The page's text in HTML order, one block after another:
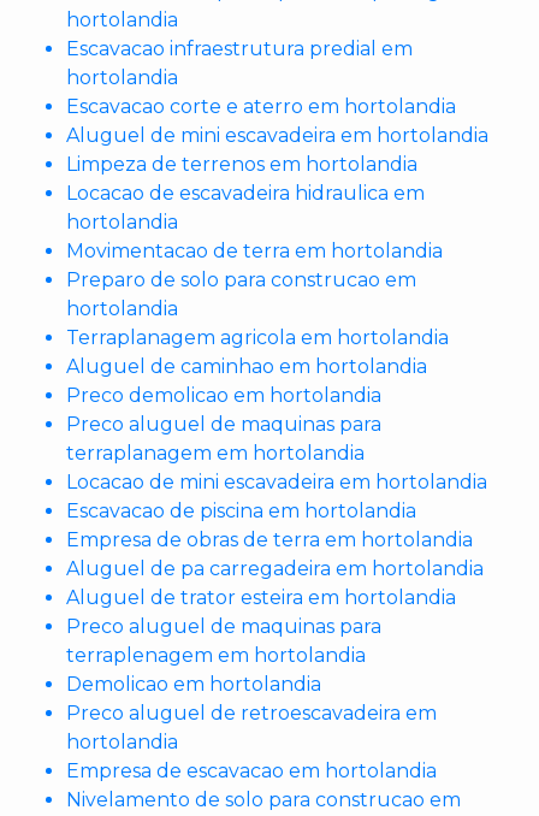
hortolandia
Escavacao infraestrutura predial em
hortolandia
Escavacao corte e aterro em hortolandia
Aluguel de mini escavadeira em hortolandia
Limpeza de terrenos em hortolandia
Locacao de escavadeira hidraulica em
hortolandia
Movimentacao de terra em hortolandia
Preparo de solo para construcao em
hortolandia
Terraplanagem agricola em hortolandia
Aluguel de caminhao em hortolandia
Preco demolicao em hortolandia
Preco aluguel de maquinas para
terraplanagem em hortolandia
Locacao de mini escavadeira em hortolandia
Escavacao de piscina em hortolandia
Empresa de obras de terra em hortolandia
Aluguel de pa carregadeira em hortolandia
Aluguel de trator esteira em hortolandia
Preco aluguel de maquinas para
terraplenagem em hortolandia
Demolicao em hortolandia
Preco aluguel de retroescavadeira em
hortolandia
Empresa de escavacao em hortolandia
Nivelamento de solo para construcao em